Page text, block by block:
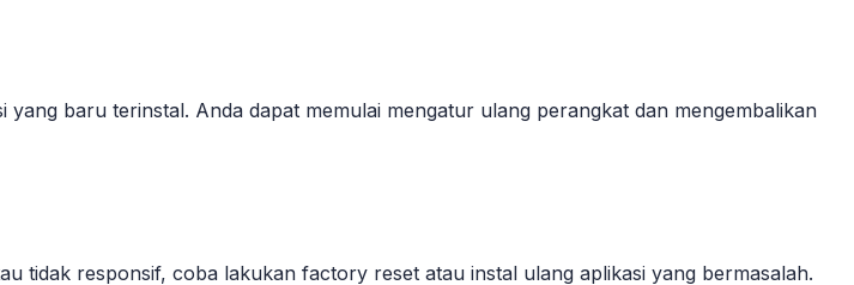
baru terinstal. Anda dapat memulai mengatur ulang perangkat dan mengembalikan
tidak responsif, coba lakukan factory reset atau instal ulang aplikasi yang bermasalah.